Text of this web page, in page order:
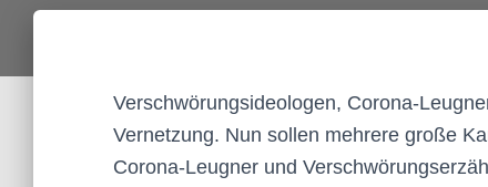
Verschwörungsideologen, Corona-
Vernetzung. Nun sollen mehrere große
Corona-Leugner und